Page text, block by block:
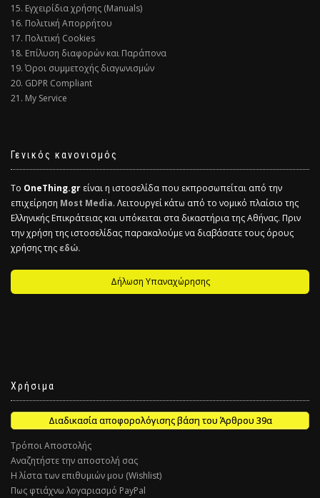
15. Εγχειρίδια χρήσης (Manuals)
16. Πολιτική Απορρήτου
17. Πολιτική Cookies
18. Επίλυση διαφορών και Παράπονα
19. Όροι συμμετοχής διαγωνισμών
20. GDPR Compliant
21. My Service
Γενικός κανονισμός
Το OneThing.gr είναι η ιστοσελίδα που εκπροσωπείται από την
επιχείρηση Most Media. Λειτουργεί κάτω από το νομικό πλαίσιο της
Ελληνικής Επικράτειας και υπόκειται στα δικαστήρια της Αθήνας. Πριν
την χρήση της ιστοσελίδας παρακαλούμε να διαβάσατε τους όρους
χρήσης τηςεδώ.
Δήλωση Υπαναχώρησης
Χρήσιμα
Διαδικασία αποφορολόγισης βάση του Άρθρου 39α
Τρόποι Αποστολής
Αναζητήστε την αποστολή σας
Η λίστα των επιθυμιών μου (Wishlist)
Πως φτιάχνω λογαριασμό PayPal